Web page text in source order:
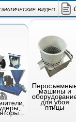
видео
машины и
для убоя
птицы